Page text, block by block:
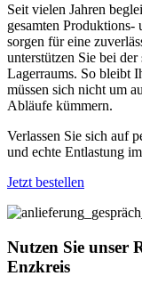
Seit vielen Jahren
gesamten
sorgen für eine
unterstützen Sie bei
Lagerraums. So bleibt
müssen sich nicht um
Abläufe kümmern.
Verlassen Sie sich auf
und echte Entlastung
Jetzt bestellen
Nutzen Sie unser
Enzkreis